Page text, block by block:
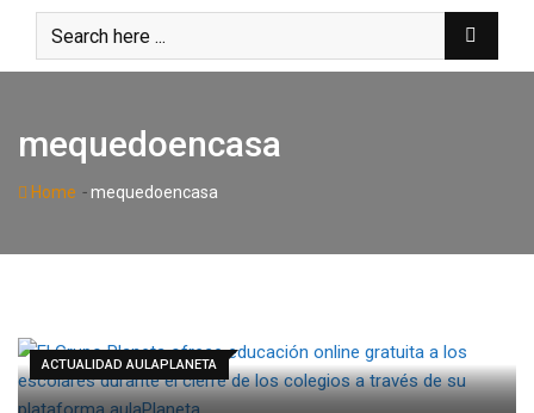
content
mequedoencasa
Home -mequedoencasa
ACTUALIDAD AULAPLANETA